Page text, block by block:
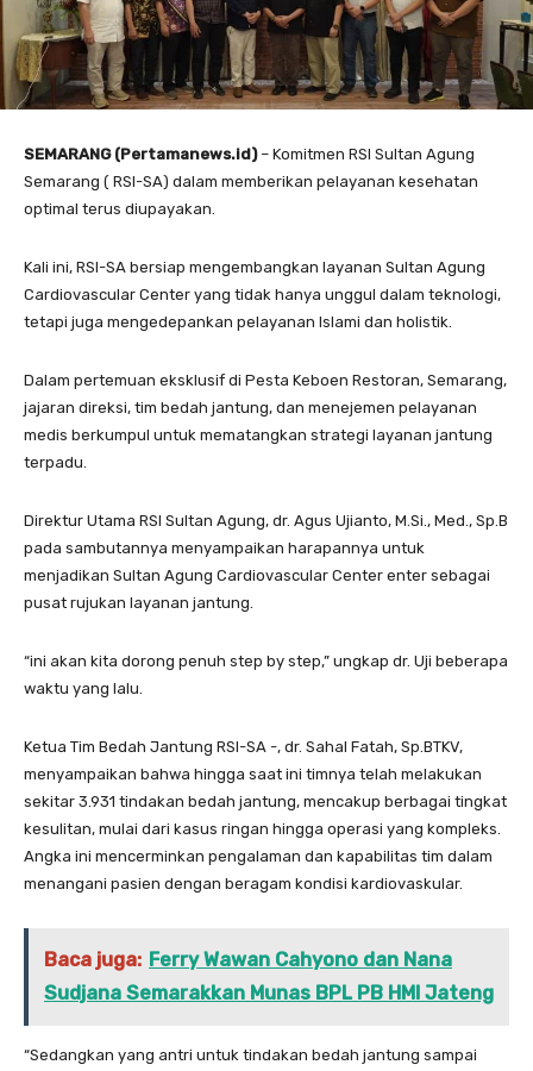
SEMARANG (Pertamanews.id) – Komitmen RSI Sultan Agung
Semarang ( RSI-SA) dalam memberikan pelayanan kesehatan
optimal terus diupayakan.
Kali ini, RSI-SA bersiap mengembangkan layanan Sultan Agung
Cardiovascular Center yang tidak hanya unggul dalam teknologi,
tetapi juga mengedepankan pelayanan Islami dan holistik.
Dalam pertemuan eksklusif di Pesta Keboen Restoran, Semarang,
jajaran direksi, tim bedah jantung, dan menejemen pelayanan
medis berkumpul untuk mematangkan strategi layanan jantung
terpadu.
Direktur Utama RSI Sultan Agung, dr. Agus Ujianto, M.Si., Med., Sp.B
pada sambutannya menyampaikan harapannya untuk
menjadikan Sultan Agung Cardiovascular Center enter sebagai
pusat rujukan layanan jantung.
“ini akan kita dorong penuh step by step,” ungkap dr. Uji beberapa
waktu yang lalu.
Ketua Tim Bedah Jantung RSI-SA -, dr. Sahal Fatah, Sp.BTKV,
menyampaikan bahwa hingga saat ini timnya telah melakukan
sekitar 3.931 tindakan bedah jantung, mencakup berbagai tingkat
kesulitan, mulai dari kasus ringan hingga operasi yang kompleks.
Angka ini mencerminkan pengalaman dan kapabilitas tim dalam
menangani pasien dengan beragam kondisi kardiovaskular.
Baca juga: Ferry Wawan Cahyono dan Nana
Sudjana Semarakkan Munas BPL PB HMI Jateng
“Sedangkan yang antri untuk tindakan bedah jantung sampai